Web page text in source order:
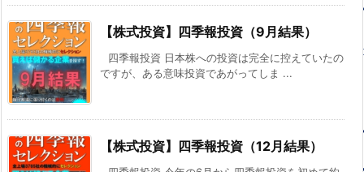
【株式投資】四季報投資（9月結果）
四季報投資 日本株への投資は完全に控えていたの
ですが、ある意味投資であがってしま ...
【株式投資】四季報投資（12月結果）